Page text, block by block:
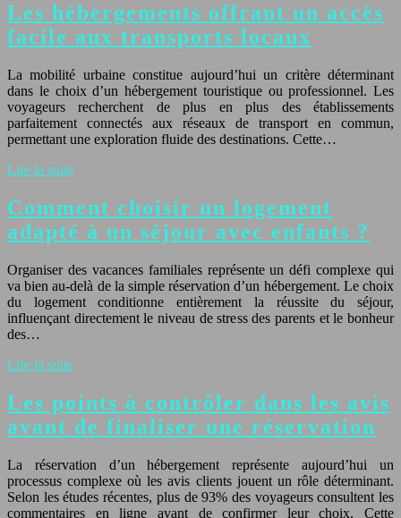
Les hébergements offrant un accès
facile aux transports locaux
La mobilité urbaine constitue aujourd’hui un critère déterminant
dans le choix d’un hébergement touristique ou professionnel. Les
voyageurs recherchent de plus en plus des établissements
parfaitement connectés aux réseaux de transport en commun,
permettant une exploration fluide des destinations. Cette…
Lire la suite
Comment choisir un logement
adapté à un séjour avec enfants ?
Organiser des vacances familiales représente un défi complexe qui
va bien au-delà de la simple réservation d’un hébergement. Le choix
du logement conditionne entièrement la réussite du séjour,
influençant directement le niveau de stress des parents et le bonheur
des…
Lire la suite
Les points à contrôler dans les avis
avant de finaliser une réservation
La réservation d’un hébergement représente aujourd’hui un
processus complexe où les avis clients jouent un rôle déterminant.
Selon les études récentes, plus de 93% des voyageurs consultent les
commentaires en ligne avant de confirmer leur choix. Cette